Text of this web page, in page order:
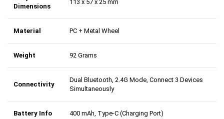
Dimensions
113 x 57 x 25 mm
Material PC + Metal Wheel
Weight 92 Grams
Connectivity
Dual Bluetooth, 2.4G Mode, Connect 3 Devices
Simultaneously
Battery Info 400 mAh, Type-C (Charging Port)